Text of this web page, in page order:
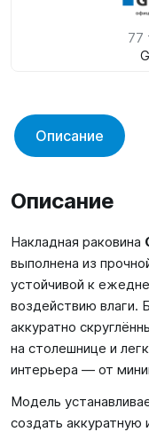
77
Описание
Описание
Накладная раковина
выполнена из
устойчивой к
воздействию влаги.
аккуратно
на столешнице и
интерьера — от
Модель
создать аккуратную